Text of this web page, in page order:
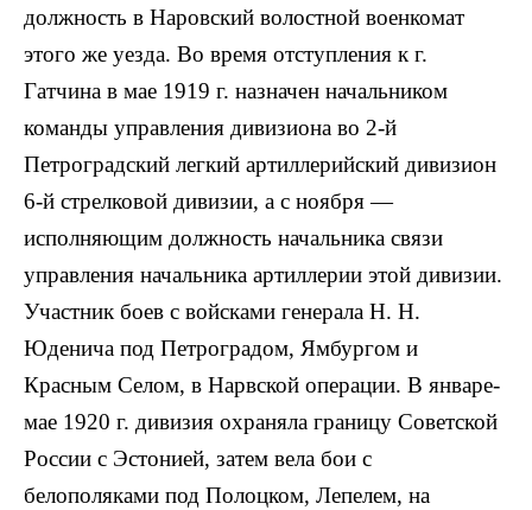
должность в Наровский волостной военкомат
этого же уезда. Во время отступления к г.
Гатчина в мае 1919 г. назначен начальником
команды управления дивизиона во 2-й
Петроградский легкий артиллерийский дивизион
6-й стрелковой дивизии, а с ноября —
исполняющим должность начальника связи
управления начальника артиллерии этой дивизии.
Участник боев с войсками генерала Н. Н.
Юденича под Петроградом, Ямбургом и
Красным Селом, в Нарвской операции. В январе-
мае 1920 г. дивизия охраняла границу Советской
России с Эстонией, затем вела бои с
белополяками под Полоцком, Лепелем, на